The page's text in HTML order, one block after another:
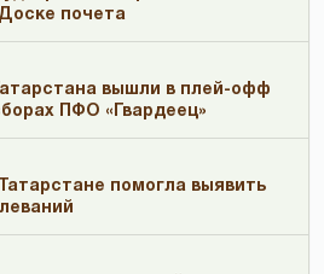
почета
вышли в плей-офф
ПФО «Гвардеец»
помогла выявить